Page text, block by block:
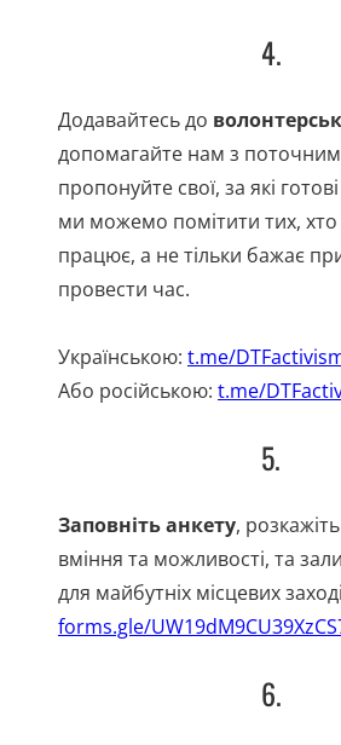
4.
Додавайтесь до
допомагайте нам з
пропонуйте свої, за які
ми можемо помітити тих, хто
працює, а не тільки бажає
провести час.
Українською: t.me/
Або російською: t.me/
5.
Заповніть анкету,
вміння та можливості, та
для майбутніх місцевих
forms.gle/
6.